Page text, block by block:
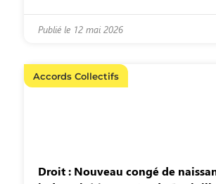
Publié le 12 mai 2026
Accords Collectifs
Droit : Nouveau congé de